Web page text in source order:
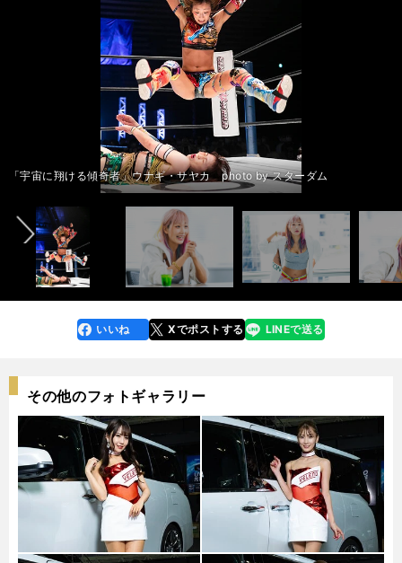
「宇宙に翔ける傾奇者」ウナギ・サヤカ photo by 林ユバ<
前編：恐竜に憧れた少女はリングで暴れることに夢中になった＞＞
後編：「普通」よりも嫌われるほうを選ぶ。「感情を動かしてナンボ」＞
＞
「宇宙に翔ける傾奇者」ウナギ・サヤカ photo by 林ユバ
「宇宙に翔ける傾奇者」ウナギ・サヤカ photo by 林ユバ<
前編：恐竜に憧れた少女はリングで暴れることに夢中になった＞＞
後編：「普通」よりも嫌われるほうを選ぶ。「感情を動かしてナンボ」＞
＞
「宇宙に翔ける傾奇者」ウナギ・サヤカ photo by 林ユバ
「宇宙に翔ける傾奇者」ウナギ・サヤカ photo by スターダム
「宇宙に翔ける傾奇者」ウナギ・サヤカ photo by スターダム
「宇宙に翔ける傾奇者」ウナギ・サヤカ photo by スターダム
「宇宙に翔ける傾奇者」ウナギ・サヤカ photo by 林ユバ<
前編：恐竜に憧れた少女はリングで暴れることに夢中になった＞＞
後編：「普通」よりも嫌われるほうを選ぶ。「感情を動かしてナンボ」＞
＞前へ
faceboo
k
いいね Xでポストする
line LINEで送る
その他のフォトギャラリー